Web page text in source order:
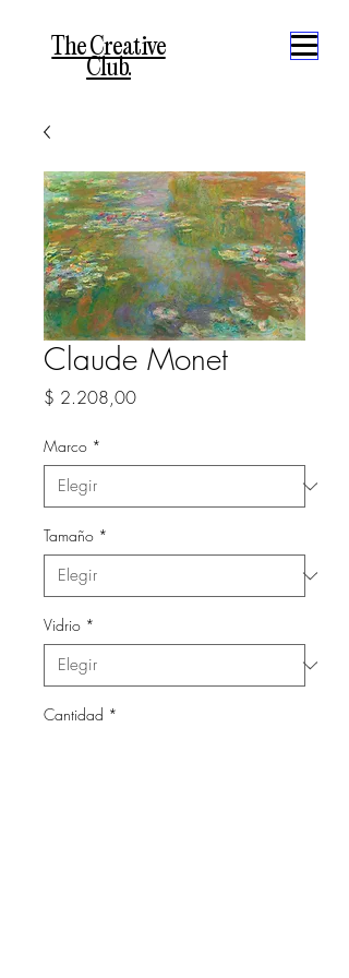
The Creative
Club.
Claude Monet
$ 2.208,00Precio
Marco *
Tamaño *
Vidrio *
Cantidad *